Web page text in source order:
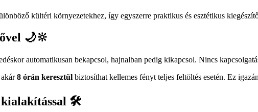
kültéri környezetekhez, így egyszerre praktikus és esztétikus
🌙🔆
automatikusan bekapcsol, hajnalban pedig kikapcsol. Nincs
8 órán keresztül biztosíthat kellemes fényt teljes feltöltés esetén. Ez
kialakítással 🛠️